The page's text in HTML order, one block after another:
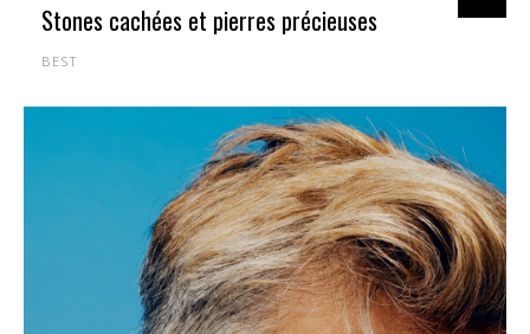
Stones cachées et pierres précieuses
BEST